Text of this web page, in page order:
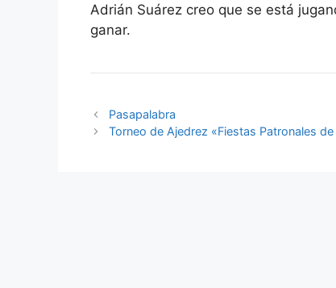
Adrián Suárez creo que se está
ganar.
Pasapalabra
Torneo de Ajedrez «Fiestas Patronales de